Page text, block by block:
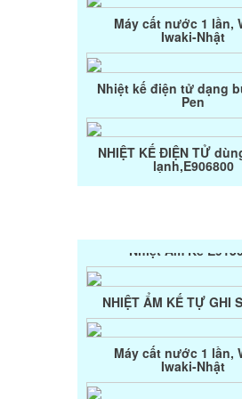
Nhiệt kế điện tử dạng
NHIỆT KẾ ĐIỆN TỬ
Chén nung sứ cao
Đã thông báo bộ công
Túi đựng mẫu vi sinh,
Whirl-Pak
Khúc xạ kế đo muối,
cồn, mật ong
Máy đo pH để bàn,
3C
NHIỆT ẨM KẾ
NHIỆT ẨM KẾ TỰ GHI
Máy cất nước 1 lần,
Nhiệt kế điện tử dạng